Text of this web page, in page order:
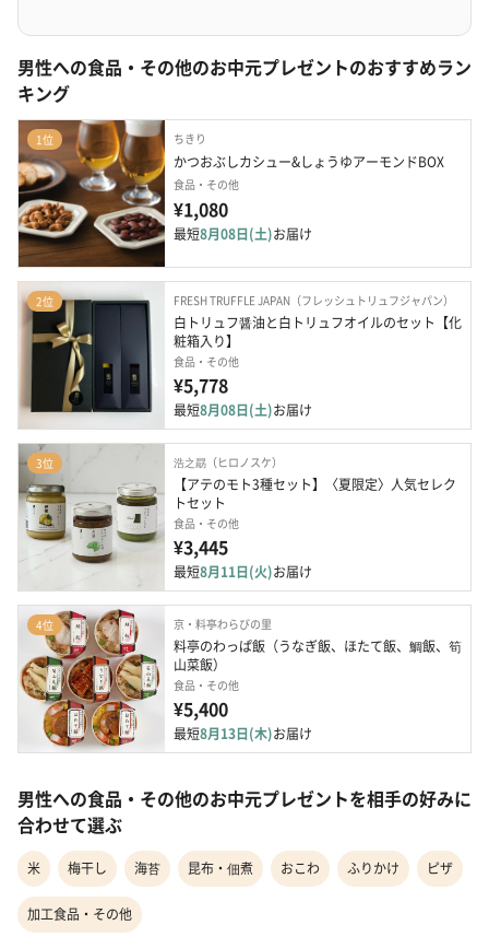
男性への食品・その他のお中元プレゼントのおすすめラン
キング
1位 ちきり
かつおぶしカシュー&しょうゆアーモンドBOX
食品・その他
¥1,080
最短8月08日(土)お届け
2位 FRESH TRUFFLE JAPAN（フレッシュトリュフジャパン）
白トリュフ醤油と白トリュフオイルのセット【化
粧箱入り】
食品・その他
¥5,778
最短8月08日(土)お届け
3位 浩之勗（ヒロノスケ）
【アテのモト3種セット】〈夏限定〉人気セレク
トセット
食品・その他
¥3,445
最短8月11日(火)お届け
4位 京・料亭わらびの里
料亭のわっぱ飯（うなぎ飯、ほたて飯、鯛飯、筍
山菜飯）
食品・その他
¥5,400
最短8月13日(木)お届け
男性への食品・その他のお中元プレゼントを相手の好みに
合わせて選ぶ
米 梅干し 海苔 昆布・佃煮 おこわ ふりかけ ピザ
加工食品・その他